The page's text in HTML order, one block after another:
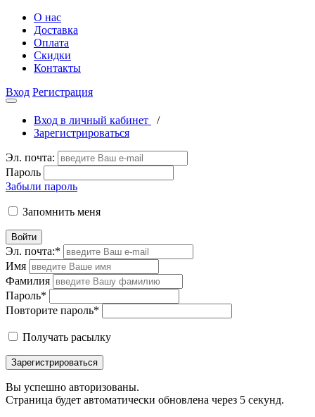
О нас
Доставка
Оплата
Скидки
Контакты
Вход Регистрация
Вход в личный кабинет
/
Зарегистрироваться
Эл. почта:
Пароль
Забыли пароль
Запомнить меня
Войти
Эл. почта:*
Имя
Фамилия
Пароль*
Повторите пароль*
Получать расылку
Зарегистрироваться
Вы успешно авторизованы.
Страница будет автоматически обновлена через 5 секунд.